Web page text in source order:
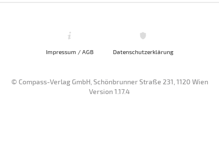
Impressum / AGB Datenschutzerklärung
© Compass-Verlag GmbH, Schönbrunner Straße 231, 1120 Wien
Version 1.17.4